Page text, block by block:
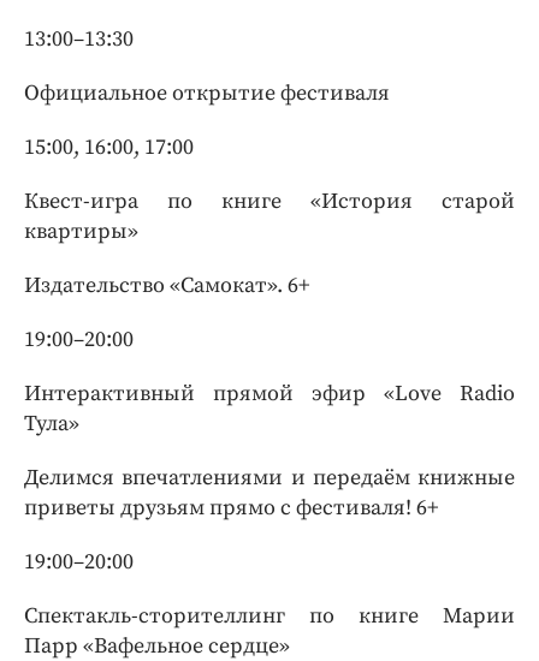
13:00–13:30
Официальное открытие фестиваля
15:00, 16:00, 17:00
Квест-игра по книге «История старой
квартиры»
Издательство «Самокат». 6+
19:00–20:00
Интерактивный прямой эфир «Love Radio
Тула»
Делимся впечатлениями и передаём книжные
приветы друзьям прямо с фестиваля! 6+
19:00–20:00
Спектакль-сторителлинг по книге Марии
Парр «Вафельное сердце»